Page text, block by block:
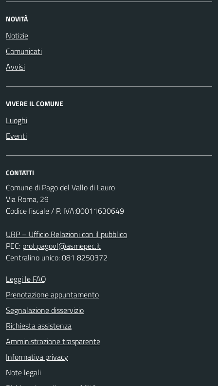
NOVITÀ
Notizie
Comunicati
Avvisi
VIVERE IL COMUNE
Luoghi
Eventi
CONTATTI
Comune di Pago del Vallo di Lauro
Via Roma, 29
Codice fiscale / P. IVA:80011630649
URP – Ufficio Relazioni con il pubblico
PEC: prot.pagovl@asmepec.it
Centralino unico: 081 8250372
Leggi le FAQ
Prenotazione appuntamento
Segnalazione disservizio
Richiesta assistenza
Amministrazione trasparente
Informativa privacy
Note legali